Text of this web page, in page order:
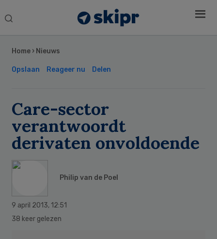
Search
Home › Nieuws
Opslaan Reageer nu Delen
Care-sector
verantwoordt
derivaten onvoldoende
Philip van de Poel
9 april 2013, 12:51
38 keer gelezen
Sidebar